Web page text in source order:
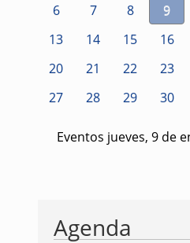
6
7 8 9
13
14 15 16
20
21 22 23
27
28 29 30
Eventos jueves, 9 de
Agenda